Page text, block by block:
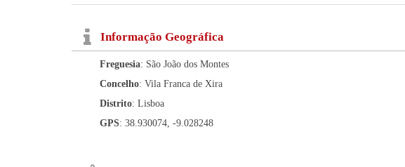
Informação Geográfica
Freguesia: São João dos Montes
Concelho: Vila Franca de Xira
Distrito: Lisboa
GPS: 38.930074, -9.028248